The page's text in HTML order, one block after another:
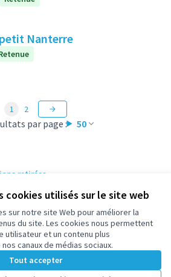
cookies utilisés sur le site web
sur notre site Web pour améliorer la
du site. Les cookies nous permettent
utilisateur et un contenu plus
canaux de médias sociaux.
Tout accepter
Nanterre
par page : 50
1 2
retirées
sur Facebook
sur Instagram
sur YouTube
sur GitHub
externe)